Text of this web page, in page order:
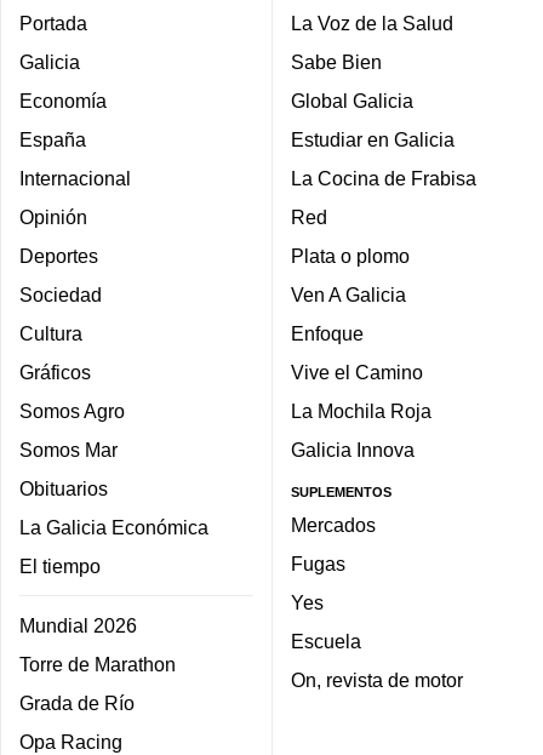
Portada
Galicia
Economía
España
Internacional
Opinión
Deportes
Sociedad
Cultura
Gráficos
Somos Agro
Somos Mar
Obituarios
La Galicia Económica
El tiempo
Mundial 2026
Torre de Marathon
Grada de Río
Opa Racing
La Voz de la Salud
Sabe Bien
Global Galicia
Estudiar en Galicia
La Cocina de Frabisa
Red
Plata o plomo
Ven A Galicia
Enfoque
Vive el Camino
La Mochila Roja
Galicia Innova
SUPLEMENTOS
Mercados
Fugas
Yes
Escuela
On, revista de motor